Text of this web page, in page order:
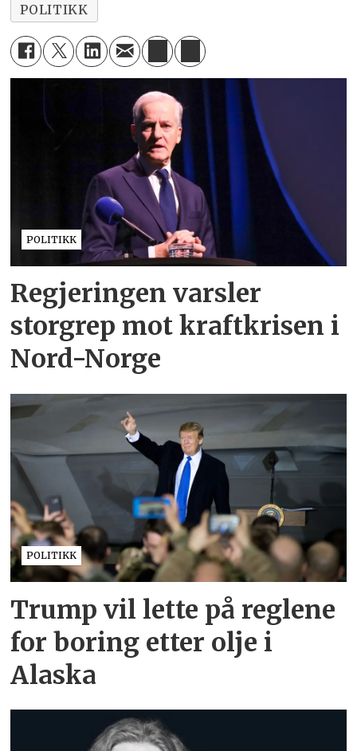
POLITIKK
POLITIKK
Regjeringen varsler
storgrep mot kraftkrisen i
Nord-Norge
POLITIKK
Trump vil lette på reglene
for boring etter olje i
Alaska